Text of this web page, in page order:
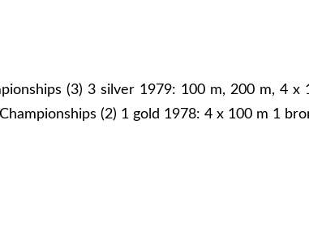
(3) 3 silver 1979: 100 m, 200 m, 4 x
(2) 1 gold 1978: 4 x 100 m 1